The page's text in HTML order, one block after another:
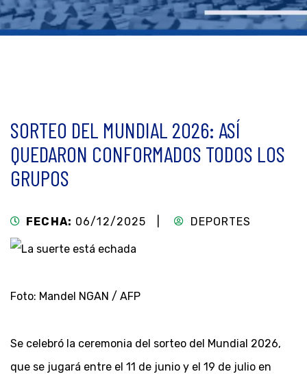
SORTEO DEL MUNDIAL 2026: ASÍ
QUEDARON CONFORMADOS TODOS LOS
GRUPOS
FECHA: 06/12/2025 | DEPORTES
Foto: Mandel NGAN / AFP
Se celebró la ceremonia del sorteo del Mundial 2026,
que se jugará entre el 11 de junio y el 19 de julio en